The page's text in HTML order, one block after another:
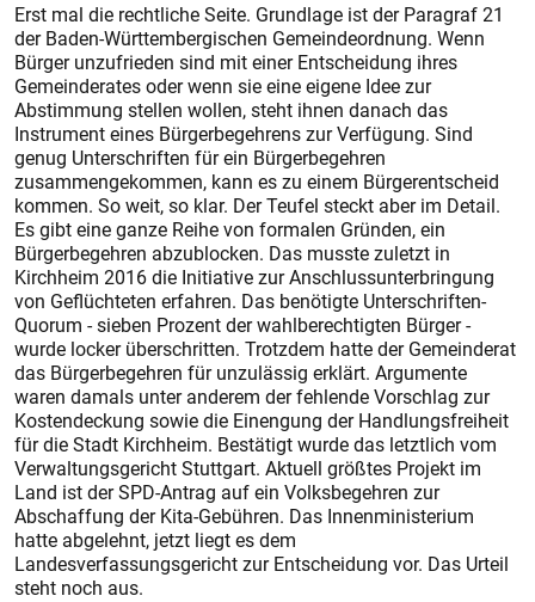
Erst mal die rechtliche Seite. Grundlage ist der Paragraf 21
der Baden-Württembergischen Gemeindeordnung. Wenn
Bürger unzufrieden sind mit einer Entscheidung ihres
Gemeinderates oder wenn sie eine eigene Idee zur
Abstimmung stellen wollen, steht ihnen danach das
Instrument eines Bürgerbegehrens zur Verfügung. Sind
genug Unterschriften für ein Bürgerbegehren
zusammengekommen, kann es zu einem Bürgerentscheid
kommen. So weit, so klar. Der Teufel steckt aber im Detail.
Es gibt eine ganze Reihe von formalen Gründen, ein
Bürgerbegehren abzublocken. Das musste zuletzt in
Kirchheim 2016 die Initiative zur Anschlussunterbringung
von Geflüchteten erfahren. Das benötigte Unterschriften-
Quorum - sieben Prozent der wahlberechtigten Bürger -
wurde locker überschritten. Trotzdem hatte der Gemeinderat
das Bürgerbegehren für unzulässig erklärt. Argumente
waren damals unter anderem der fehlende Vorschlag zur
Kostendeckung sowie die Einengung der Handlungsfreiheit
für die Stadt Kirchheim. Bestätigt wurde das letztlich vom
Verwaltungsgericht Stuttgart. Aktuell größtes Projekt im
Land ist der SPD-Antrag auf ein Volksbegehren zur
Abschaffung der Kita-Gebühren. Das Innenministerium
hatte abgelehnt, jetzt liegt es dem
Landesverfassungsgericht zur Entscheidung vor. Das Urteil
steht noch aus.